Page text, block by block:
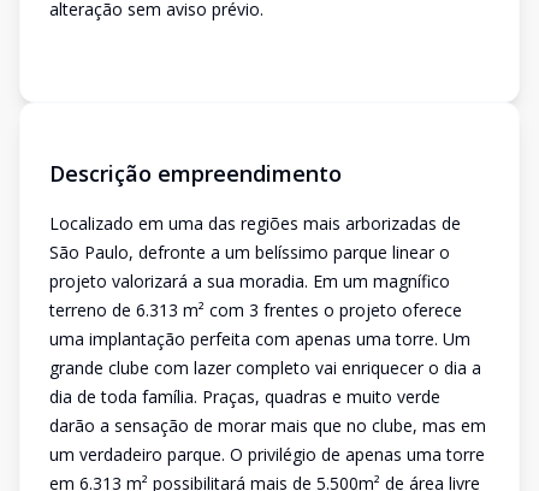
alteração sem aviso prévio.
Descrição empreendimento
Localizado em uma das regiões mais arborizadas de
São Paulo, defronte a um belíssimo parque linear o
projeto valorizará a sua moradia. Em um magnífico
terreno de 6.313 m² com 3 frentes o projeto oferece
uma implantação perfeita com apenas uma torre. Um
grande clube com lazer completo vai enriquecer o dia a
dia de toda família. Praças, quadras e muito verde
darão a sensação de morar mais que no clube, mas em
um verdadeiro parque. O privilégio de apenas uma torre
em 6.313 m² possibilitará mais de 5.500m² de área livre